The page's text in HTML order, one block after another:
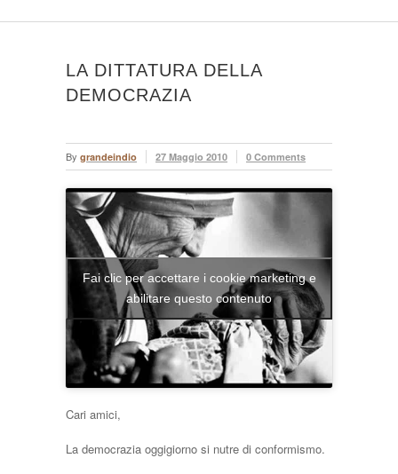
LA DITTATURA DELLA
DEMOCRAZIA
By grandeindio 27 Maggio 2010 0 Comments
Fai clic per accettare i cookie marketing e
abilitare questo contenuto
Cari amici,
La democrazia oggigiorno si nutre di conformismo.